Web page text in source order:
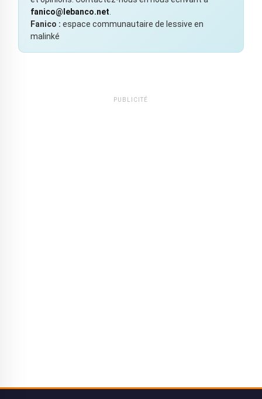
fanico@lebanco.net.
Fanico : espace communautaire de lessive en
malinké
PUBLICITÉ